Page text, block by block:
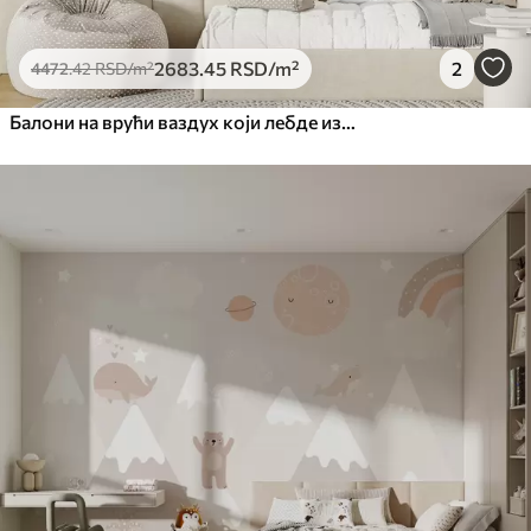
Peel and Stick
8166.674900.00RSD/m²
4472.42RSD/m²2683 .45 RSD/m² 2